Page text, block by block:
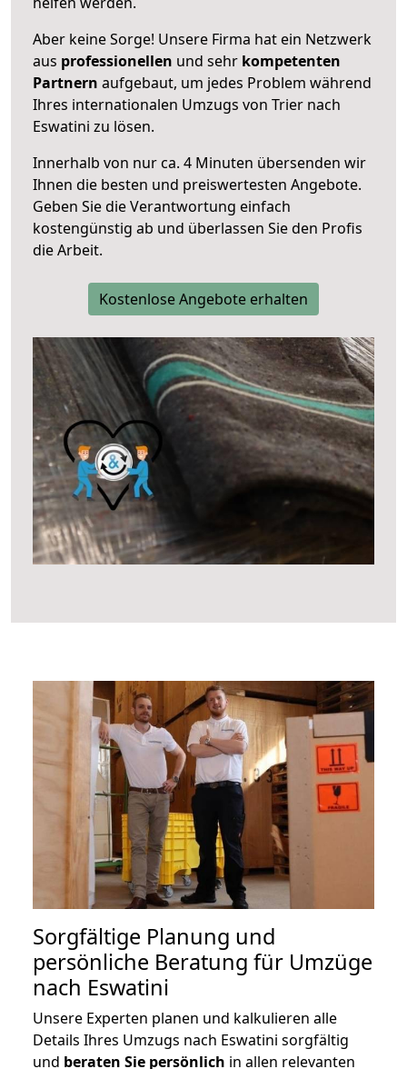
Aber keine Sorge! Unsere Firma hat ein Netzwerk
aus professionellen und sehr kompetenten
Partnern aufgebaut, um jedes Problem während
Ihres internationalen Umzugs von Trier nach
Eswatini zu lösen.
Innerhalb von nur ca. 4 Minuten übersenden wir
Ihnen die besten und preiswertesten Angebote.
Geben Sie die Verantwortung einfach
kostengünstig ab und überlassen Sie den Profis
die Arbeit.
Kostenlose Angebote erhalten
Sorgfältige Planung und
persönliche Beratung für Umzüge
nach Eswatini
Unsere Experten planen und kalkulieren alle
Details Ihres Umzugs nach Eswatini sorgfältig
und beraten Sie persönlich in allen relevanten